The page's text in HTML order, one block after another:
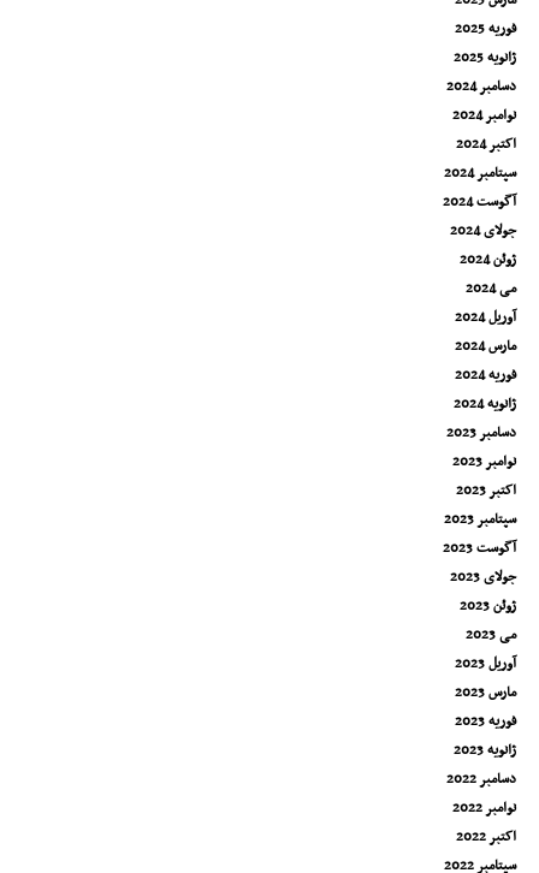
فوریه 2025
ژانویه 2025
دسامبر 2024
نوامبر 2024
اکتبر 2024
سپتامبر 2024
آگوست 2024
جولای 2024
ژوئن 2024
می 2024
آوریل 2024
مارس 2024
فوریه 2024
ژانویه 2024
دسامبر 2023
نوامبر 2023
اکتبر 2023
سپتامبر 2023
آگوست 2023
جولای 2023
ژوئن 2023
می 2023
آوریل 2023
مارس 2023
فوریه 2023
ژانویه 2023
دسامبر 2022
نوامبر 2022
اکتبر 2022
سپتامبر 2022